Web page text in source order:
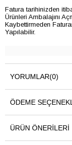
Fatura tarihinizden
Ürünleri Ambalajını
Kaybettirmeden
Yapılabilir.
YORUMLAR(0)
ÖDEME
ÜRÜN ÖNERILERI